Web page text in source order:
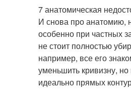
7 анатомическая
И снова про анатомию,
особенно при частных
не стоит полностью
например, все его
уменьшить кривизну,
идеально прямых